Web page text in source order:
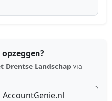
Drentse Landschap via
AccountGenie.nl